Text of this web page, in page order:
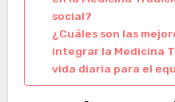
social?
¿Cuáles son las
integrar la Medicina
vida diaria para el